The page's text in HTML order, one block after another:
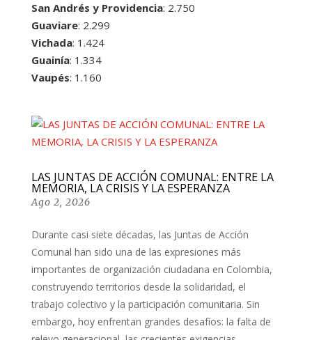
San Andrés y Providencia: 2.750
Guaviare: 2.299
Vichada: 1.424
Guainía: 1.334
Vaupés: 1.160
LAS JUNTAS DE ACCIÓN COMUNAL: ENTRE LA
MEMORIA, LA CRISIS Y LA ESPERANZA
Ago 2, 2026
Durante casi siete décadas, las Juntas de Acción
Comunal han sido una de las expresiones más
importantes de organización ciudadana en Colombia,
construyendo territorios desde la solidaridad, el
trabajo colectivo y la participación comunitaria. Sin
embargo, hoy enfrentan grandes desafíos: la falta de